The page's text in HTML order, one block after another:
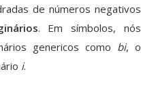
de números negativos
. Em símbolos, nós
genericos como bi, o
i.